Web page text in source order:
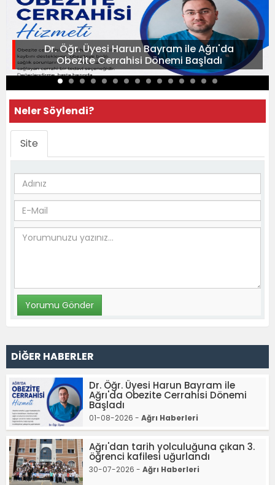
Dr. Öğr. Üyesi Harun Bayram ile Ağrı'da
Obezite Cerrahisi Dönemi Başladı
Neler Söylendi?
Site
DİĞER HABERLER
Dr. Öğr. Üyesi Harun Bayram ile
Ağrı'da Obezite Cerrahisi Dönemi
Başladı
01-08-2026 - Ağrı Haberleri
Ağrı'dan tarih yolculuğuna çıkan 3.
öğrenci kafilesi uğurlandı
30-07-2026 - Ağrı Haberleri